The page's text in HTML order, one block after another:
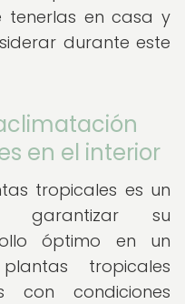
tenerlas en casa y
durante este
en el interior
tropicales es un
garantizar su
óptimo en un
tropicales
con condiciones